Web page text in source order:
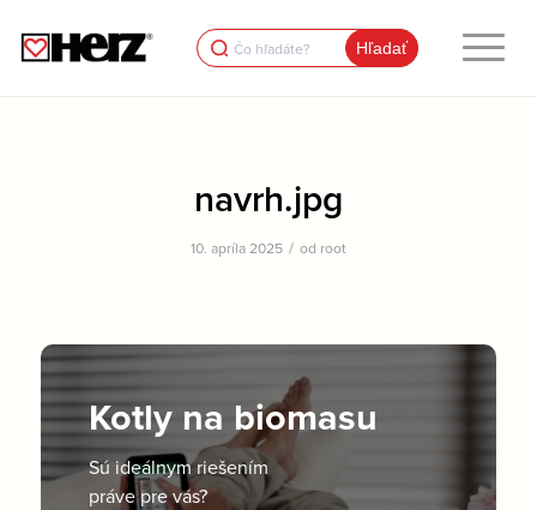
Search
for:
navrh.jpg
10. apríla 2025 / od root
Kotly na biomasu
Sú ideálnym riešením
práve pre vás?